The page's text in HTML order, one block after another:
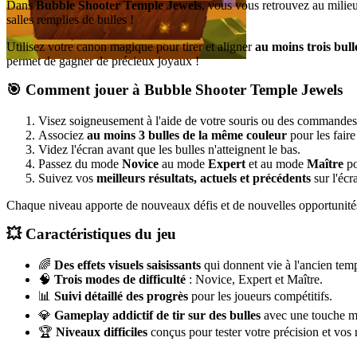
DansBubble Shooter Temple Jewels, vous vous retrouvez au
salles remplies de bulles !
Utilisez votre canon magique pour tirer et alignerau moins trois
permet de gagner de précieux joyaux !
🎯 Comment jouer à Bubble Shooter Temple Jewels
Visez soigneusement à l'aide de votre souris ou des
Associez au moins 3 bulles de la même couleur pour les
Videz l'écran avant que les bulles n'atteignent le bas.
Passez du mode Novice au mode Expert et au mode Maître
Suivez vos meilleurs résultats, actuels et précédents sur
Chaque niveau apporte de nouveaux défis et de nouvelles
💥 Caractéristiques du jeu
🌈 Des effets visuels saisissants qui donnent vie à l'ancien
🧠 Trois modes de difficulté : Novice, Expert et Maître.
📊 Suivi détaillé des progrès pour les joueurs compétitifs.
💎 Gameplay addictif de tir sur des bulles avec une touche
🏆 Niveaux difficiles conçus pour tester votre précision et vos